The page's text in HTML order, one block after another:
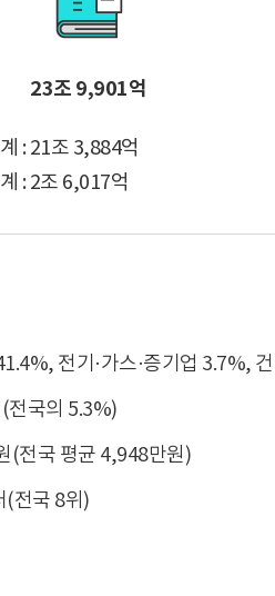
23조 9,901억
: 21조 3,884억
: 2조 6,017억
전기·가스·증기업 3.7%,
전국의 5.3%)
(전국 평균 4,948만원)
(전국 8위)